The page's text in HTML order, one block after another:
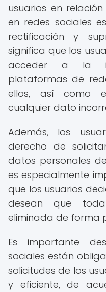
usuarios en
en redes sociales
rectificación y
significa que los
acceder a la
plataformas de
ellos, así como
cualquier dato
Además, los
derecho de
datos personales
es especialmente
que los usuarios
desean que
eliminada de forma
Es importante
sociales están
solicitudes de los
y eficiente, de